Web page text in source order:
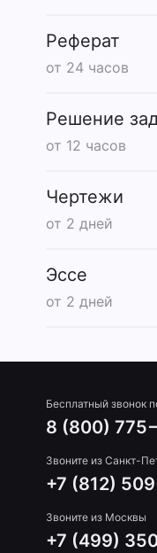
Реферат
от 24 часов
Решение
от 12 часов
Чертежи
от 2 дней
Эссе
от 2 дней
Бесплатный звонок
8 (800)
Звоните из Санкт-
+7 (812)
Звоните из Москвы
+7 (499)